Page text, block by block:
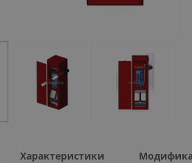
Характеристики